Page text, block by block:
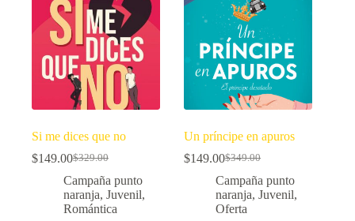
Si me dices que no
$329.00
El
precio
original
era:
$149.00El
precio
actual
es:
Campaña punto
naranja, Juvenil,
Romántica
Un príncipe en apuros
$349.00
El
precio
original
era:
$149.00El
precio
actual
es:
Campaña punto
naranja,Juvenil,
Oferta